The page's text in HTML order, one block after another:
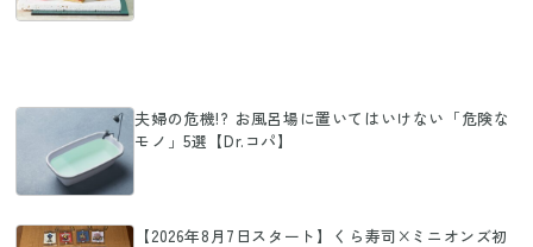
夫婦の危機!? お風呂場に置いてはいけない「危険な
モノ」5選【Dr.コパ】
【2026年8月7日スタート】くら寿司×ミニオンズ初